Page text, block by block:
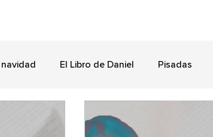
El Libro de Daniel Pisadas